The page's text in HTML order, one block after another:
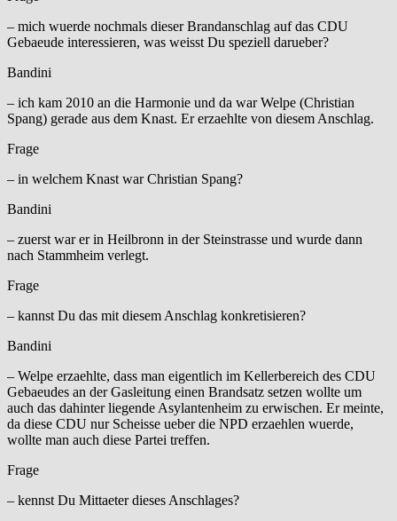
– mich wuerde nochmals dieser Brandanschlag auf das CDU
Gebaeude interessieren, was weisst Du speziell darueber?
Bandini
– ich kam 2010 an die Harmonie und da war Welpe (Christian
Spang) gerade aus dem Knast. Er erzaehlte von diesem Anschlag.
Frage
– in welchem Knast war Christian Spang?
Bandini
– zuerst war er in Heilbronn in der Steinstrasse und wurde dann
nach Stammheim verlegt.
Frage
– kannst Du das mit diesem Anschlag konkretisieren?
Bandini
– Welpe erzaehlte, dass man eigentlich im Kellerbereich des CDU
Gebaeudes an der Gasleitung einen Brandsatz setzen wollte um
auch das dahinter liegende Asylantenheim zu erwischen. Er meinte,
da diese CDU nur Scheisse ueber die NPD erzaehlen wuerde,
wollte man auch diese Partei treffen.
Frage
– kennst Du Mittaeter dieses Anschlages?